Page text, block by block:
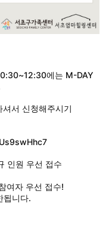
에는 M-DAY
서 신청해주시기
인원 우선 접수
여자 우선 접수!
됩니다.